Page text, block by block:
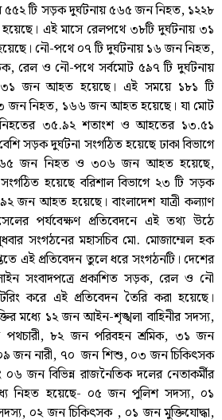
৫৫২ টি সড়ক দুর্ঘটনায় ৫৬৫ জন নিহত, ১২২৮
এই মাসে রেলপথে ৩৮টি দুর্ঘটনায় ৩১
নৌ-পথে ০৭ টি দুর্ঘটনায় ১৬ জন নিহত,
ও নৌ-পথে সর্বমোট ৫৯৭ টি দুর্ঘটনায়
জন আহত হয়েছে। এই সময়ে ১৮১ টি
জন নিহত, ১৬৬ জন আহত হয়েছে। যা মোট
নিহতের ৩৫.৯২ শতাংশ ও আহতের ১৩.৫১
সড়ক দুর্ঘটনা সংগঠিত হয়েছে ঢাকা বিভাগে
জন নিহত ও ৩০৬ জন আহত হয়েছে,
হয়েছে বরিশাল বিভাগে ২৩ টি সড়ক
জন আহত হয়েছে। বাংলাদেশ যাত্রী কল্যাণ
পর্যবেক্ষণ প্রতিবেদনে এই তথ্য উঠে
সংগঠনের মহাসচিব মো. মোজাম্মেল হক
এই প্রতিবেদন তুলে ধরে সংগঠনটি। দেশের
সংবাদপত্রে প্রকাশিত সড়ক, রেল ও নৌ
করে এই প্রতিবেদন তৈরি করা হয়েছে।
মধ্যে ১২ জন আইন-শৃঙ্খলা বাহিনীর সদস্য,
৮২ জন পরিবহন শ্রমিক, ৩১ জন
জন নারী, ৭০ জন শিশু, ০৩ জন চিকিৎসক
জন বিভিন্ন রাজনৈতিক দলের নেতাকর্মীর
নিহত হয়েছে- ০৫ জন পুলিশ সদস্য, ০১
০২ জন চিকিৎসক , ০১ জন মুক্তিযোদ্ধা,